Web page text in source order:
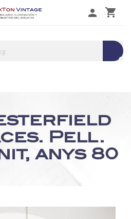
shopping_cart
person
search
Pell.
anys 80